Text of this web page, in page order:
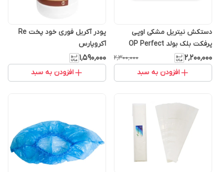
دستکش نیتریل مشکی اوپی
پرفکت بلک بولد OP Perfect
۲٬۲۰۰٬۰۰۰ ۲٬۳۰۰٬۰۰۰
افزودن به سبد
پودر آکریل فوری خود پخت Re
آکروپارس
۱٬۵۹۰٬۰۰۰
افزودن به سبد